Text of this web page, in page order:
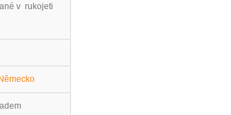
v rukojeti